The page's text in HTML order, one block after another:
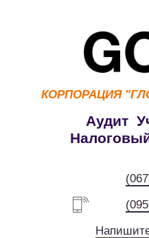
КОРПОРАЦИЯ
Аудит